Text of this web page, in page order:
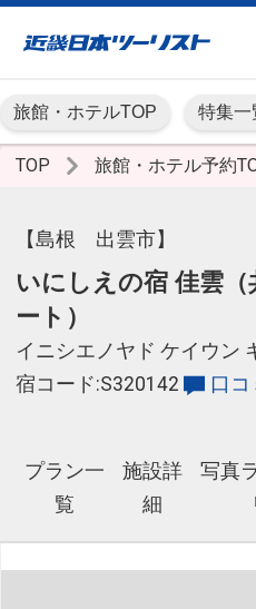
旅館・ホテルTOP 特集一
TOP 旅館・ホテル予約
【島根 出雲市】
いにしえの宿 佳雲（
ート）
イニシエノヤド ケイウン
宿コード:S320142
口コ
プラン一
覧
施設詳
細
写真